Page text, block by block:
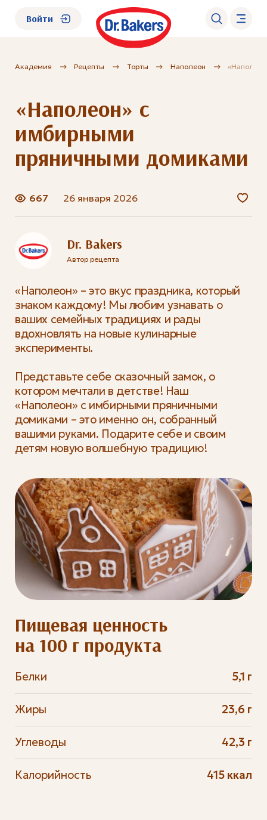
О нас
Каталог
Академия
FAQ
Войти
Академия Рецепты Торты Наполеон
«Наполеон» с
имбирными
пряничными домиками
667 26 января 2026
Dr. Bakers
Автор рецепта
«Наполеон» – это вкус праздника, который
знаком каждому! Мы любим узнавать о
ваших семейных традициях и рады
вдохновлять на новые кулинарные
эксперименты.
Представьте себе сказочный замок, о
котором мечтали в детстве! Наш
«Наполеон» с имбирными пряничными
домиками – это именно он, собранный
вашими руками. Подарите себе и своим
детям новую волшебную традицию!
Пищевая ценность
на 100 г продукта
Белки 5,1 г
Жиры 23,6 г
Углеводы 42,3 г
Калорийность 415 ккал